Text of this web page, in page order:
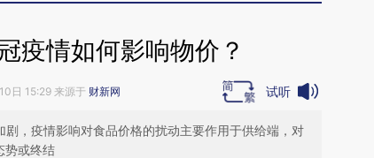
疫情如何影响物价？
日 15:29 来源于 财新网 试听
，疫情影响对食品价格的扰动主要作用于供给端，对
势或终结